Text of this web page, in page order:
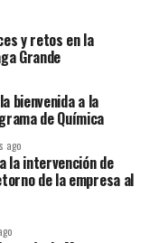
y retos en la
Grande
bienvenida a la
de Química
ago
la intervención de
de la empresa al